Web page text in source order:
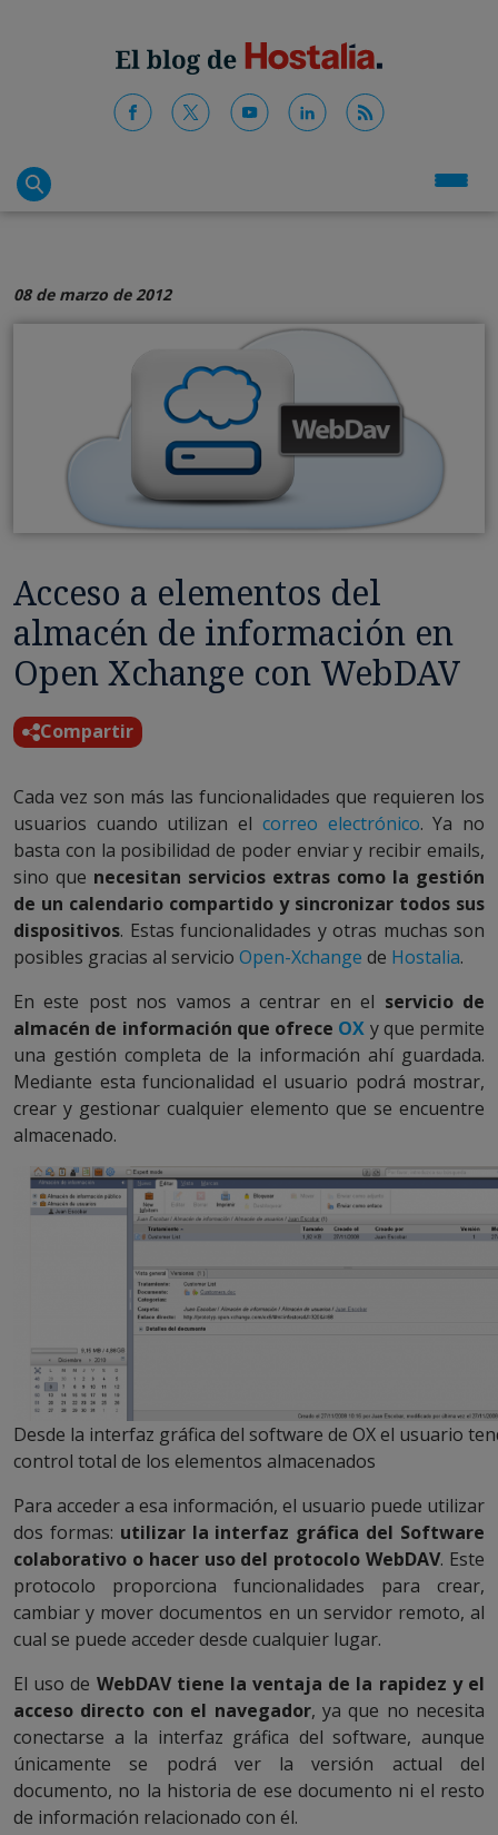
08 de marzo de 2012
Acceso a elementos del
almacén de información en
Open Xchange con WebDAV
Compartir
Cada vez son más las funcionalidades que requieren los
usuarios cuando utilizan el correo electrónico. Ya no
basta con la posibilidad de poder enviar y recibir emails,
sino que necesitan servicios extras como la gestión
de un calendario compartido y sincronizar todos sus
dispositivos. Estas funcionalidades y otras muchas son
posibles gracias al servicio Open-Xchange de Hostalia.
En este post nos vamos a centrar en el servicio de
almacén de información que ofrece OX y que permite
una gestión completa de la información ahí guardada.
Mediante esta funcionalidad el usuario podrá mostrar,
crear y gestionar cualquier elemento que se encuentre
almacenado.
Desde la interfaz gráfica del software de OX el usuario
control total de los elementos almacenados
Para acceder a esa información, el usuario puede utilizar
dos formas: utilizar la interfaz gráfica del Software
colaborativo o hacer uso del protocolo WebDAV. Este
protocolo proporciona funcionalidades para crear,
cambiar y mover documentos en un servidor remoto, al
cual se puede acceder desde cualquier lugar.
El uso de WebDAV tiene la ventaja de la rapidez y el
acceso directo con el navegador, ya que no necesita
conectarse a la interfaz gráfica del software, aunque
únicamente se podrá ver la versión actual del
documento, no la historia de ese documento ni el resto
de información relacionado con él.